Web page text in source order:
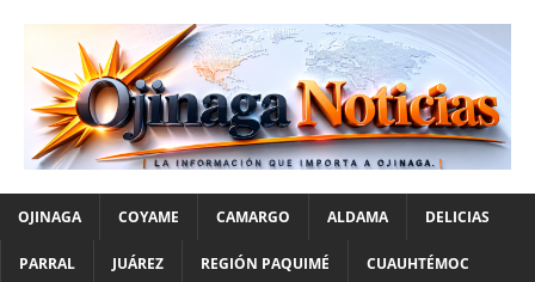
OJINAGA COYAME CAMARGO ALDAMA DELICIAS
PARRAL JUÁREZ REGIÓN PAQUIMÉ CUAUHTÉMOC